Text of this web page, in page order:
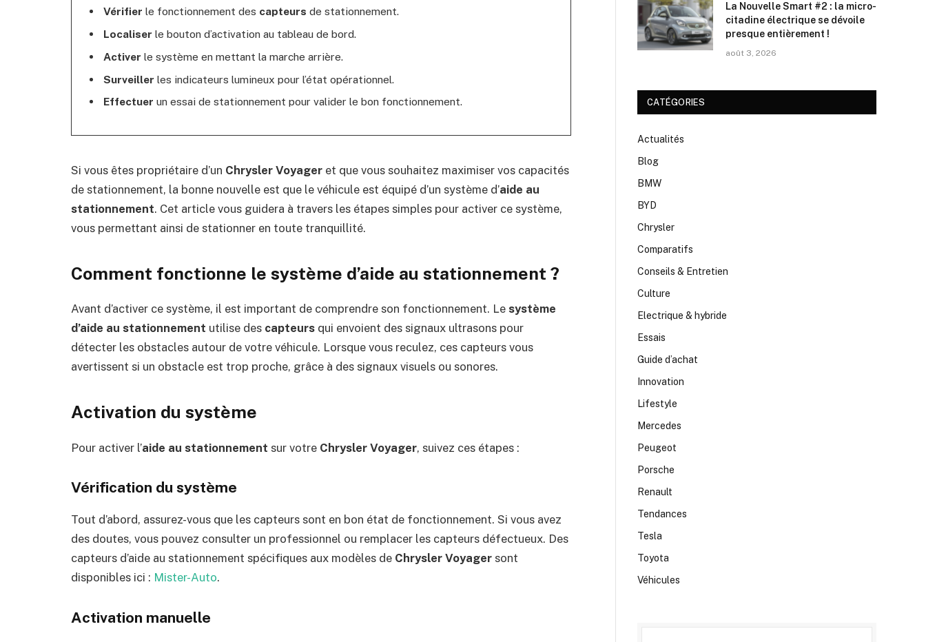
Vérifier le fonctionnement des capteurs de stationnement.
Localiser le bouton d’activation au tableau de bord.
Activer le système en mettant la marche arrière.
Surveiller les indicateurs lumineux pour l’état opérationnel.
Effectuer un essai de stationnement pour valider le bon fonctionnement.
Si vous êtes propriétaire d’un Chrysler Voyager et que vous souhaitez maximiser vos capacités
de stationnement, la bonne nouvelle est que le véhicule est équipé d’un système d’aide au
stationnement. Cet article vous guidera à travers les étapes simples pour activer ce système,
vous permettant ainsi de stationner en toute tranquillité.
Comment fonctionne le système d’aide au stationnement ?
Avant d’activer ce système, il est important de comprendre son fonctionnement. Le système
d’aide au stationnement utilise des capteurs qui envoient des signaux ultrasons pour
détecter les obstacles autour de votre véhicule. Lorsque vous reculez, ces capteurs vous
avertissent si un obstacle est trop proche, grâce à des signaux visuels ou sonores.
Activation du système
Pour activer l’aide au stationnement sur votre Chrysler Voyager, suivez ces étapes :
Vérification du système
Tout d’abord, assurez-vous que les capteurs sont en bon état de fonctionnement. Si vous avez
des doutes, vous pouvez consulter un professionnel ou remplacer les capteurs défectueux. Des
capteurs d’aide au stationnement spécifiques aux modèles de Chrysler Voyager sont
disponibles ici : Mister-Auto.
Activation manuelle
La Nouvelle Smart #2 : la micro-
citadine électrique se dévoile
presque entièrement !
août 3, 2026
CATÉGORIES
Actualités
Blog
BMW
BYD
Chrysler
Comparatifs
Conseils & Entretien
Culture
Electrique & hybride
Essais
Guide d’achat
Innovation
Lifestyle
Mercedes
Peugeot
Porsche
Renault
Tendances
Tesla
Toyota
Véhicules